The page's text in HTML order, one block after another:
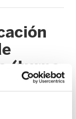
(turno